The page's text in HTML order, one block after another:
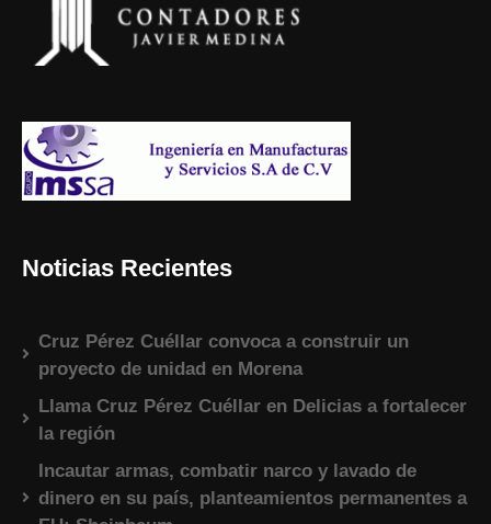
Noticias Recientes
Cruz Pérez Cuéllar convoca a construir un
proyecto de unidad en Morena
Llama Cruz Pérez Cuéllar en Delicias a fortalecer
la región
Incautar armas, combatir narco y lavado de
dinero en su país, planteamientos permanentes a